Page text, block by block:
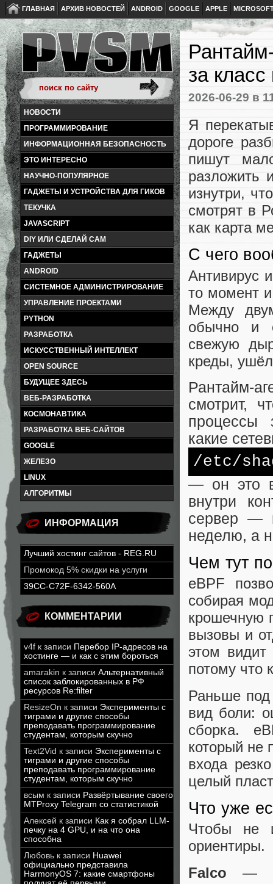
ГЛАВНАЯ АРХИВ НОВОСТЕЙ ANDROID GOOGLE APPLE
НОВОСТИ
ПРОГРАММИРОВАНИЕ
ИНФОРМАЦИОННАЯ БЕЗОПАСНОСТЬ
ЭТО ИНТЕРЕСНО
НАУЧНО-ПОПУЛЯРНОЕ
ГАДЖЕТЫ И УСТРОЙСТВА ДЛЯ ГИКОВ
ТЕКУЧКА
JAVASCRIPT
DIY ИЛИ СДЕЛАЙ САМ
ГАДЖЕТЫ
ANDROID
СИСТЕМНОЕ АДМИНИСТРИРОВАНИЕ
УПРАВЛЕНИЕ ПРОЕКТАМИ
PYTHON
РАЗРАБОТКА
ИСКУССТВЕННЫЙ ИНТЕЛЛЕКТ
OPEN SOURCE
БУДУЩЕЕ ЗДЕСЬ
ВЕБ-РАЗРАБОТКА
КОСМОНАВТИКА
РАЗРАБОТКА ВЕБ-САЙТОВ
GOOGLE
ЖЕЛЕЗО
LINUX
АЛГОРИТМЫ
ИНФОРМАЦИЯ
Лучший хостинг сайтов - REG.RU
Промокод 5% скидки на услуги
39CC-C72F-6342-560A
КОММЕНТАРИИ
v4f к записи Перебор IP-адресов на
хостинге — и как с этим бороться
amarakin к записи Альтернативный
список заблокированных в РФ
ресурсов Re:filter
ResizeOn к записи Эксперименты с
тиграми и другие способы
преподавать программирование
студентам, которым скучно
Text2Vid к записи Эксперименты с
тиграми и другие способы
преподавать программирование
студентам, которым скучно
всым к записи Развёртывание своего
MTProxy Telegram со статистикой
Алексей к записи Как я собрал LLM-
печку на 4 GPU, и на что она
способна
Любовь к записи Huawei
официально представила
HarmonyOS 7: какие смартфоны
за
2026-06-29 в
Я
дороге
пишут
разложить
изнутри,
смотрят в
как карта
С чего
Антивирус
то момент и
Между
обычно и
свежую
креды,
Рантайм-
смотрит,
процессы
какие
/etc/
— он это
внутри
сервер —
неделю, а
Чем тут
eBPF
собирая
крошечную
вызовы и
этом
потому что
Раньше
вид боли:
сборка.
который не
входа
целый
Что уже
Чтобы не
ориентиры.
Falco —